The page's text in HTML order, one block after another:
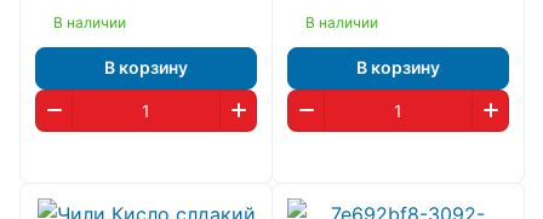
В наличии
В корзину
В наличии
В корзину